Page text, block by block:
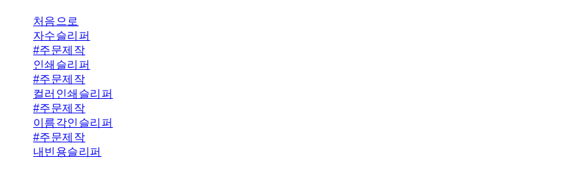
처음으로
자수슬리퍼
#주문제작
인쇄슬리퍼
#주문제작
컬러인쇄슬리퍼
#주문제작
이름각인슬리퍼
#주문제작
내빈용슬리퍼